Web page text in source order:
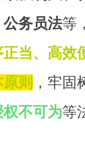
务员法等
当、高效
则 ，牢固
不可为等